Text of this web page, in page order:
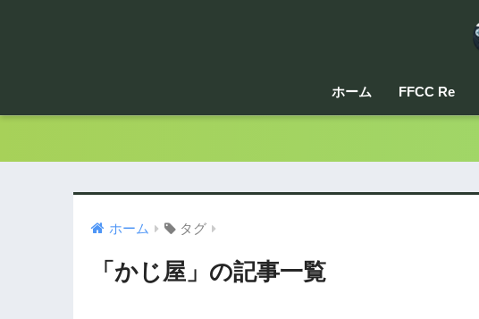
ホーム FFCC Re
ホーム タグ
「かじ屋」の記事一覧